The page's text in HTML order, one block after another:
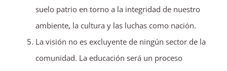
suelo patrio en torno a la integridad de nuestro
ambiente, la cultura y las luchas como nación.
La visión no es excluyente de ningún sector de la
comunidad. La educación será un proceso